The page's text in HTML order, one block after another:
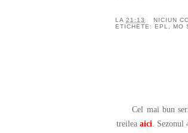
LA 21:13
NICIUN
ETICHETE: EPL MO
Cel mai bun
treilea aici. Sezonul